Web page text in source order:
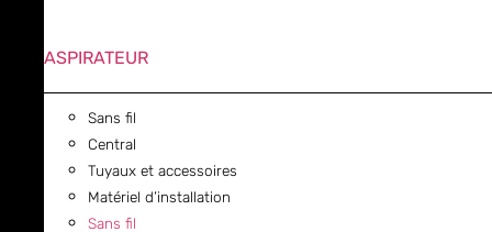
ASPIRATEUR
Sans fil
Central
Tuyaux et accessoires
Matériel d’installation
Sans fil